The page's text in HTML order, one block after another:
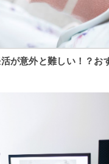
が意外と難しい！？お